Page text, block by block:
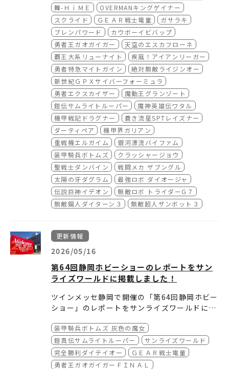
舞-ＨｉＭＥ
OVERMANキングゲイナー
スクライド
ＧＥＡＲ戦士電童
ガサラキ
ブレンパワード
カウボーイビバップ
勇者王ガオガイガー
天空のエスカフローネ
覇王大系リューナイト
疾風！アイアンリーガー
勇者特急マイトガイン
絶対無敵ライジンオー
新世紀ＧＰＸサイバーフォーミュラ
勇者エクスカイザー
魔動王グランゾート
鎧伝サムライトルーパー
魔神英雄伝ワタル
機甲戦記ドラグナー
蒼き流星SPTレイズナー
ダーティペア
機甲界ガリアン
重戦機エルガイム
銀河漂流バイファム
装甲騎兵ボトムズ
クラッシャージョウ
聖戦士ダンバイン
戦闘メカ ザブングル
太陽の牙ダグラム
最強ロボ ダイオージャ
伝説巨神イデオン
無敵ロボ トライダーG７
無敵鋼人ダイターン３
無敵超人ザンボット３
更新情報
2026/05/16
第64回静岡ホビーショーのレポートをサン
ライズワールドに掲載しました！
ツインメッセ静岡で開催の「第64回静岡ホビー
ショー」のレポートをサンライズワールドに掲
模型等の新製品が展示されている様子をご紹介
します。どうぞご覧ください。
装甲騎兵ボトムズ 灰色の魔女
鎧真伝サムライトルーパー
サンライズワールド
完全勝利ダイテイオー
ＧＥＡＲ戦士電童
勇者王ガオガイガーＦＩＮＡＬ